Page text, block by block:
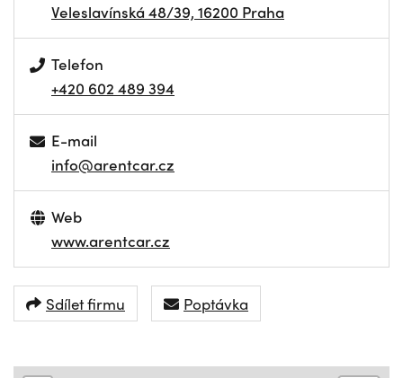
Veleslavínská 48/39, 16200 Praha
Telefon
+420 602 489 394
E-mail
info@arentcar.cz
Web
www.arentcar.cz
Sdílet firmu Poptávka